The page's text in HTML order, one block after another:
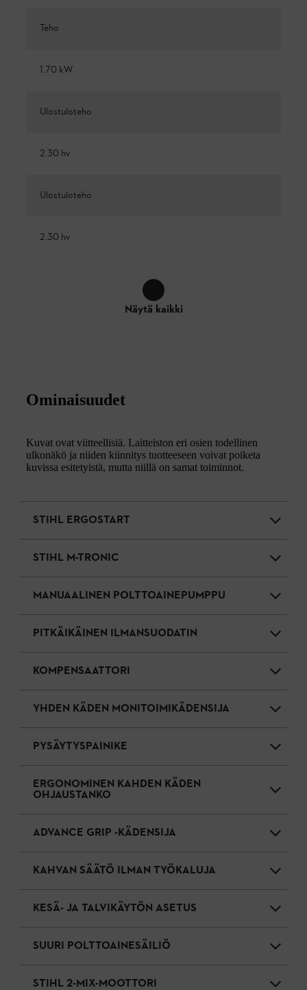
Teho
1.70 kW
Ulostuloteho
2.30 hv
Ulostuloteho
2.30 hv
Näytä kaikki
Ominaisuudet
Kuvat ovat viitteellisiä. Laitteiston eri osien todellinen
ulkonäkö ja niiden kiinnitys tuotteeseen voivat poiketa
kuvissa esitetyistä, mutta niillä on samat toiminnot.
STIHL ERGOSTART
STIHL M-TRONIC
MANUAALINEN POLTTOAINEPUMPPU
PITKÄIKÄINEN ILMANSUODATIN
KOMPENSAATTORI
YHDEN KÄDEN MONITOIMIKÄDENSIJA
PYSÄYTYSPAINIKE
ERGONOMINEN KAHDEN KÄDEN
OHJAUSTANKO
ADVANCE GRIP -KÄDENSIJA
KAHVAN SÄÄTÖ ILMAN TYÖKALUJA
KESÄ- JA TALVIKÄYTÖN ASETUS
SUURI POLTTOAINESÄILIÖ
STIHL 2-MIX-MOOTTORI